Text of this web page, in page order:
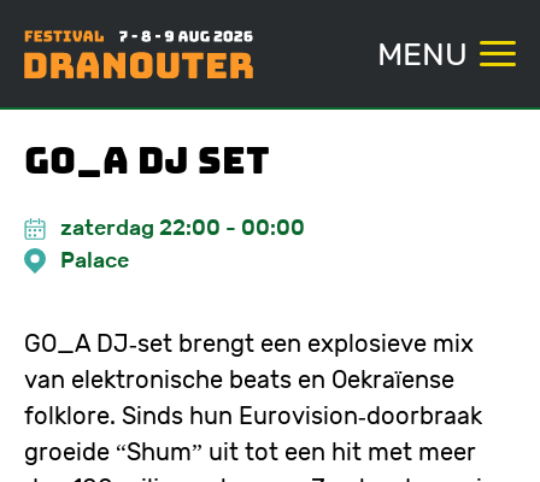
en
de
inhoud
MENU
GO_A DJ Set
zaterdag 22:00 - 00:00
Palace
GO_A DJ‑set brengt een explosieve mix
van elektronische beats en Oekraïense
folklore. Sinds hun Eurovision‑doorbraak
groeide “Shum” uit tot een hit met meer